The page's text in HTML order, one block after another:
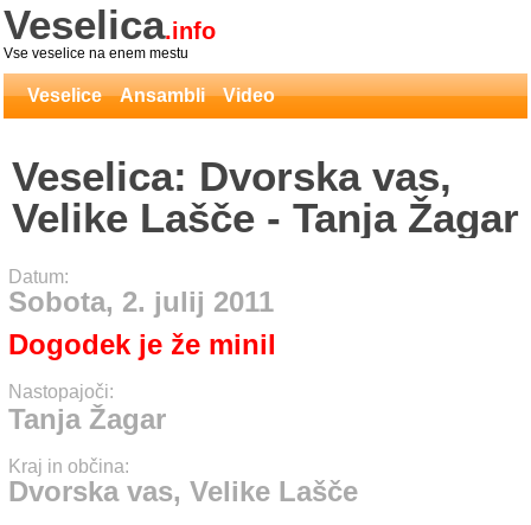
Veselica.info
Vse veselice na enem mestu
Veselice Ansambli Video
Veselica: Dvorska vas,
Velike Lašče - Tanja Žagar
Datum:
Sobota, 2. julij 2011
Dogodek je že minil
Nastopajoči:
Tanja Žagar
Kraj in občina:
Dvorska vas, Velike Lašče